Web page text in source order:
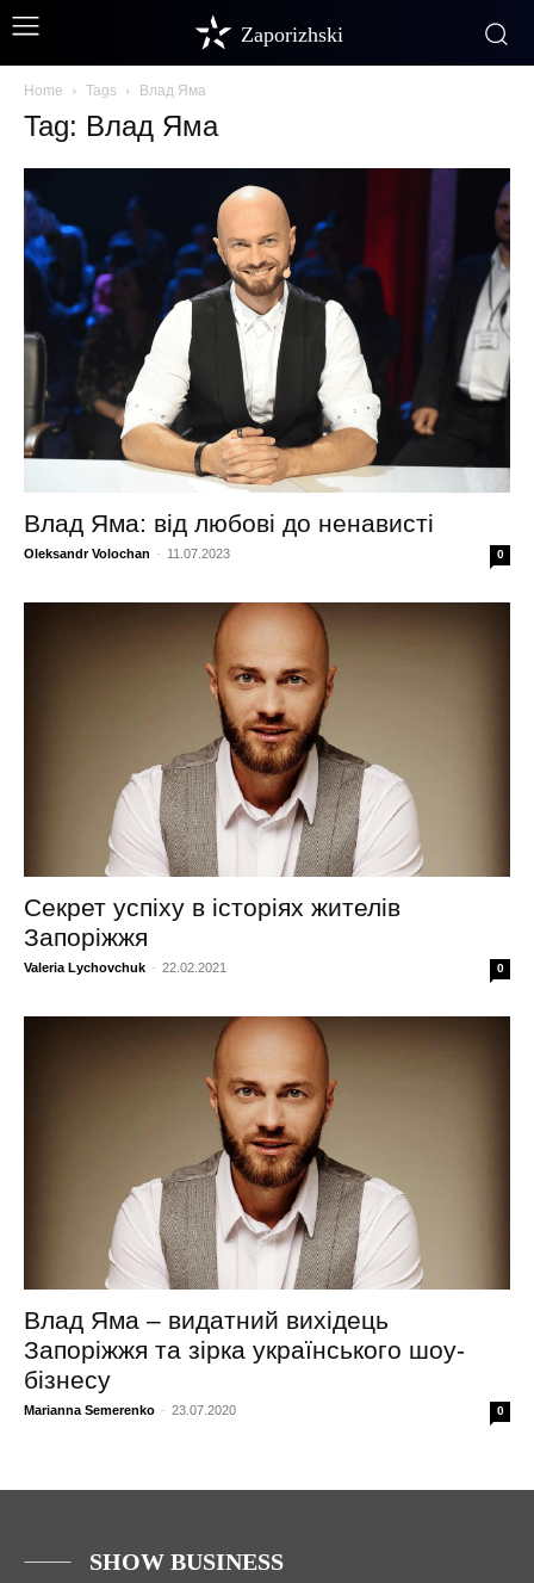
Zaporizhski
Home Tags Влад Яма
Tag: Влад Яма
Влад Яма: від любові до ненависті
Oleksandr Volochan - 11.07.2023 0
Секрет успіху в історіях жителів
Запоріжжя
Valeria Lychovchuk - 22.02.2021 0
Влад Яма – видатний вихідець
Запоріжжя та зірка українського шоу-
бізнесу
Marianna Semerenko - 23.07.2020 0
SHOW BUSINESS